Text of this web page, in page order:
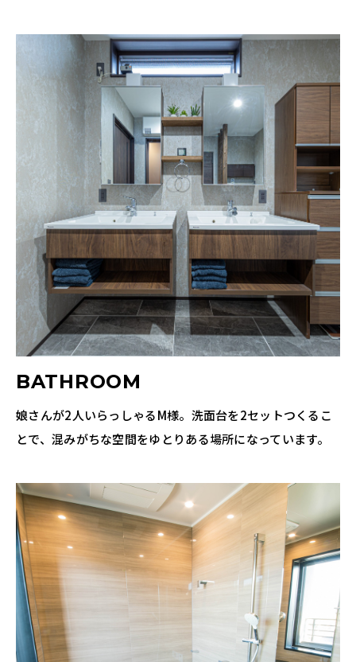
BATHROOM
娘さんが2人いらっしゃるM様。洗面台を2セットつくるこ
とで、混みがちな空間をゆとりある場所になっています。